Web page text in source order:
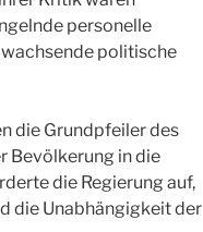
personelle
wachsende politische
die Grundpfeiler des
Bevölkerung in die
die Regierung auf,
die Unabhängigkeit der